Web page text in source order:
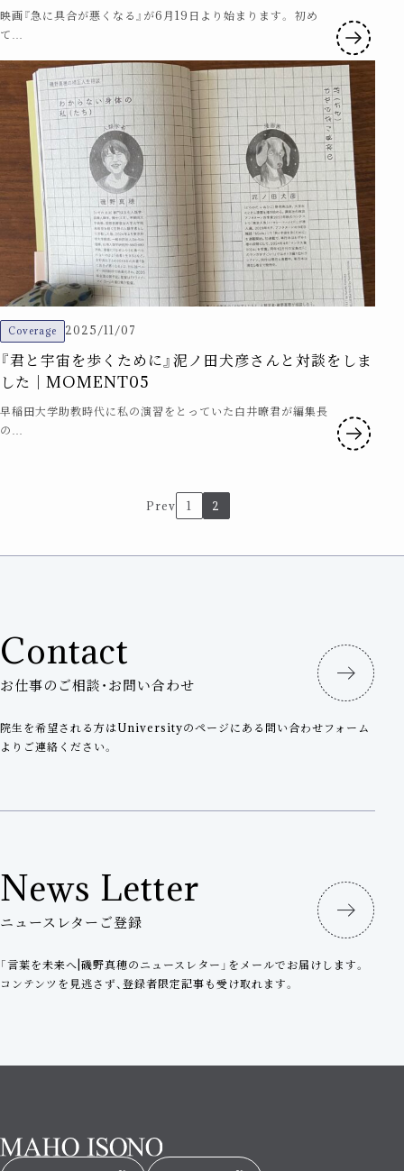
映画『急に具合が悪くなる』が6月19日より始まります。 初め
て…
Coverage 2025/11/07
『君と宇宙を歩くために』泥ノ田犬彦さんと対談をしま
した｜MOMENT05
早稲田大学助教時代に私の演習をとっていた白井暸君が編集長
の…
ー
ジ
送
り
Prev 1 2
Contact
お仕事のご相談・お問い合わせ
院生を希望される方はUniversityのページにある問い合わせフォーム
よりご連絡ください。
News Letter
ニュースレターご登録
「言葉を未来へ|磯野真穂のニュースレター」をメールでお届けします。
コンテンツを見逃さず、登録者限定記事も受け取れます。